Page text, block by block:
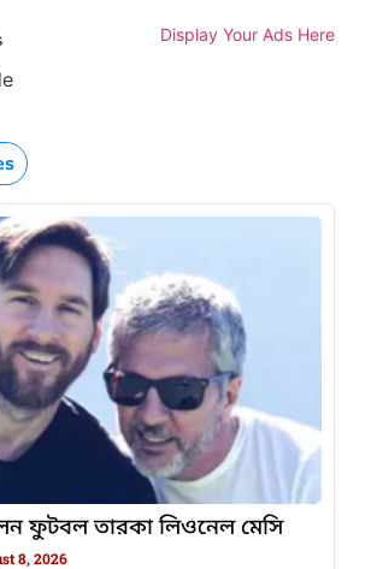
Display Your Ads Here
ফুটবল তারকা লিওনেল মেসি
8, 2026